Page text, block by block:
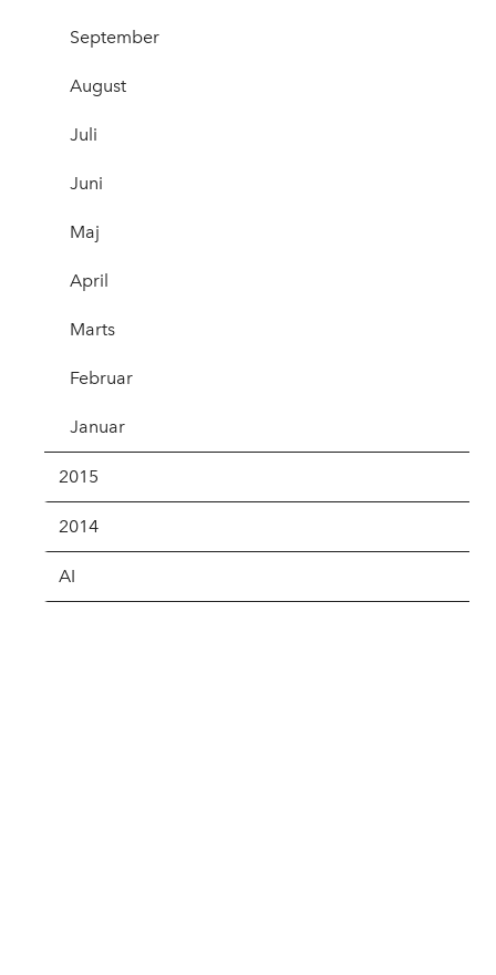
September
August
Juli
Juni
Maj
April
Marts
Februar
Januar
2015
2014
AI